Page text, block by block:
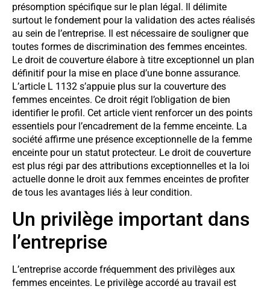
présomption spécifique sur le plan légal. Il délimite
surtout le fondement pour la validation des actes réalisés
au sein de l’entreprise. Il est nécessaire de souligner que
toutes formes de discrimination des femmes enceintes.
Le droit de couverture élabore à titre exceptionnel un plan
définitif pour la mise en place d’une bonne assurance.
L’article L 1132 s’appuie plus sur la couverture des
femmes enceintes. Ce droit régit l’obligation de bien
identifier le profil. Cet article vient renforcer un des points
essentiels pour l’encadrement de la femme enceinte. La
société affirme une présence exceptionnelle de la femme
enceinte pour un statut protecteur. Le droit de couverture
est plus régi par des attributions exceptionnelles et la loi
actuelle donne le droit aux femmes enceintes de profiter
de tous les avantages liés à leur condition.
Un privilège important dans
l’entreprise
L’entreprise accorde fréquemment des privilèges aux
femmes enceintes. Le privilège accordé au travail est